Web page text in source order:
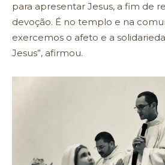
para apresentar Jesus, a fim de
devoção. É no templo e na
exercemos o afeto e a
Jesus”, afirmou.